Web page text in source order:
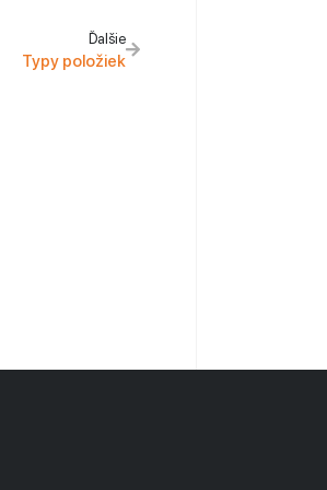
Ďalšie
Typy položiek